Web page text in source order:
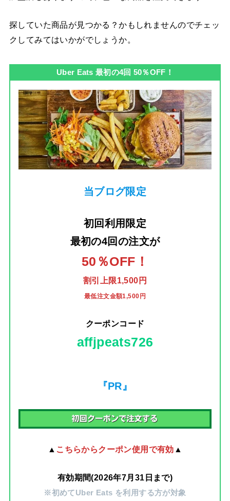
探していた商品が見つかる？かもしれませんのでチェッ
クしてみてはいかがでしょうか。
Uber Eats 最初の4回 50％OFF！
当ブログ限定
初回利用限定
最初の4回の注文が
50％OFF！
割引上限1,500円
最低注文金額1,500円
クーポンコード
affjpeats726
『PR』
▲ こちらからクーポン使用で有効 ▲
有効期間(2026年7月31日まで)
※初めてUber Eats を利用する方が対象